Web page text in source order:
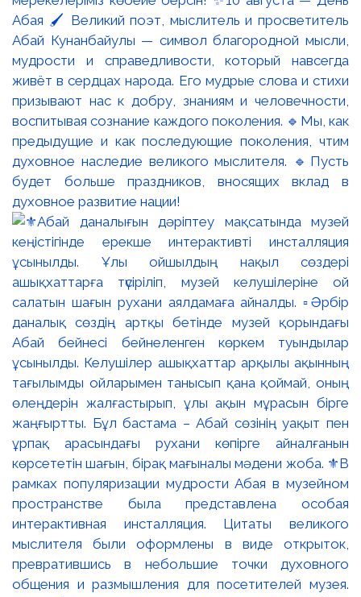
Абая 🖌️ Великий поэт, мыслитель и просветитель
Абай Кунанбайулы — символ благородной мысли,
мудрости и справедливости, который навсегда
живёт в сердцах народа. Его мудрые слова и стихи
призывают нас к добру, знаниям и человечности,
воспитывая сознание каждого поколения. 🔹Мы, как
предыдущие и как последующие поколения, чтим
духовное наследие великого мыслителя. 🔹Пусть
будет больше праздников, вносящих вклад в
духовное развитие нации!